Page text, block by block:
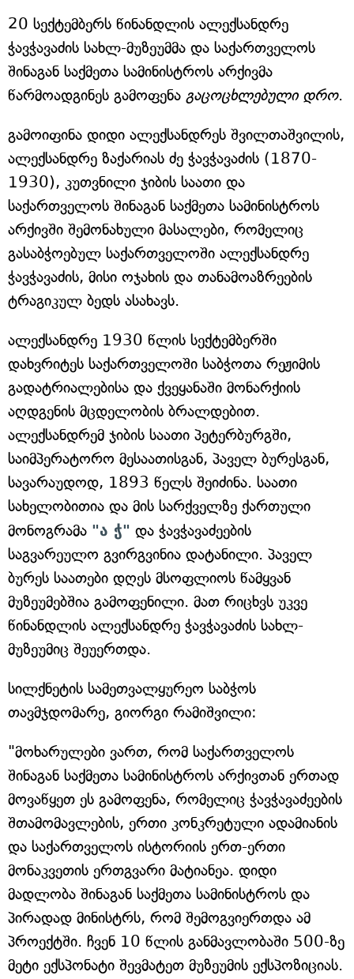
20 სექტემბერს წინანდლის ალექსანდრე
ჭავჭავაძის სახლ-მუზეუმმა და საქართველოს
შინაგან საქმეთა სამინისტროს არქივმა
წარმოადგინეს გამოფენა გაცოცხლებული დრო.
გამოიფინა დიდი ალექსანდრეს შვილთაშვილის,
ალექსანდრე ზაქარიას ძე ჭავჭავაძის (1870-
1930), კუთვნილი ჯიბის საათი და
საქართველოს შინაგან საქმეთა სამინისტროს
არქივში შემონახული მასალები, რომელიც
გასაბჭოებულ საქართველოში ალექსანდრე
ჭავჭავაძის, მისი ოჯახის და თანამოაზრეების
ტრაგიკულ ბედს ასახავს.
ალექსანდრე 1930 წლის სექტემბერში
დახვრიტეს საქართველოში საბჭოთა რეჟიმის
გადატრიალებისა და ქვეყანაში მონარქიის
აღდგენის მცდელობის ბრალდებით.
ალექსანდრემ ჯიბის საათი პეტერბურგში,
საიმპერატორო მესაათისგან, პაველ ბურესგან,
სავარაუდოდ, 1893 წელს შეიძინა. საათი
სახელობითია და მის სარქველზე ქართული
მონოგრამა "ა ჭ" და ჭავჭავაძეების
საგვარეულო გვირგვინია დატანილი. პაველ
ბურეს საათები დღეს მსოფლიოს წამყვან
მუზეუმებშია გამოფენილი. მათ რიცხვს უკვე
წინანდლის ალექსანდრე ჭავჭავაძის სახლ-
მუზეუმიც შეუერთდა.
სილქნეტის სამეთვალყურეო საბჭოს
თავმჯდომარე, გიორგი რამიშვილი:
"მოხარულები ვართ, რომ საქართველოს
შინაგან საქმეთა სამინისტროს არქივთან ერთად
მოვაწყეთ ეს გამოფენა, რომელიც ჭავჭავაძეების
შთამომავლების, ერთი კონკრეტული ადამიანის
და საქართველოს ისტორიის ერთ-ერთი
მონაკვეთის ერთგვარი მატიანეა. დიდი
მადლობა შინაგან საქმეთა სამინისტროს და
პირადად მინისტრს, რომ შემოგვიერთდა ამ
პროექტში. ჩვენ 10 წლის განმავლობაში 500-ზე
მეტი ექსპონატი შევმატეთ მუზეუმის ექსპოზიციას.